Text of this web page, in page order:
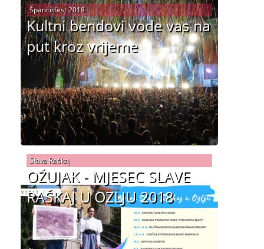
Kultni bendovi vode vas na
put kroz vrijeme
Špancirfest 2018
OŽUJAK - MJESEC SLAVE
RAŠKAJ U OZLJU 2018
Slava Raškaj